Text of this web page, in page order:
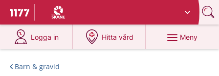
Till startsidan för 1177
Du har valt region
Logga in
på 1177.se
Hitta vård
på 1177.se
Meny
Barn & gravid